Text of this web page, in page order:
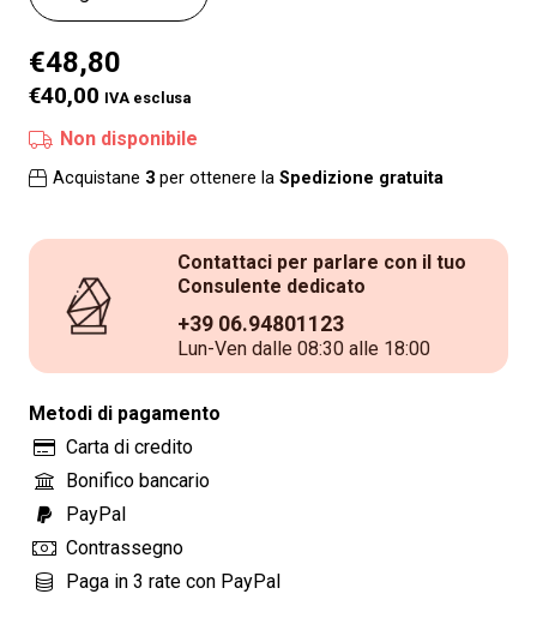
€48,80
€40,00 IVA esclusa
Non disponibile
Acquistane 3per ottenere la Spedizione gratuita
Contattaci per parlare con il tuo
Consulente dedicato
+39 06.94801123
Lun-Ven dalle 08:30 alle 18:00
Metodi di pagamento
Carta di credito
Bonifico bancario
PayPal
Contrassegno
Paga in 3 rate con PayPal